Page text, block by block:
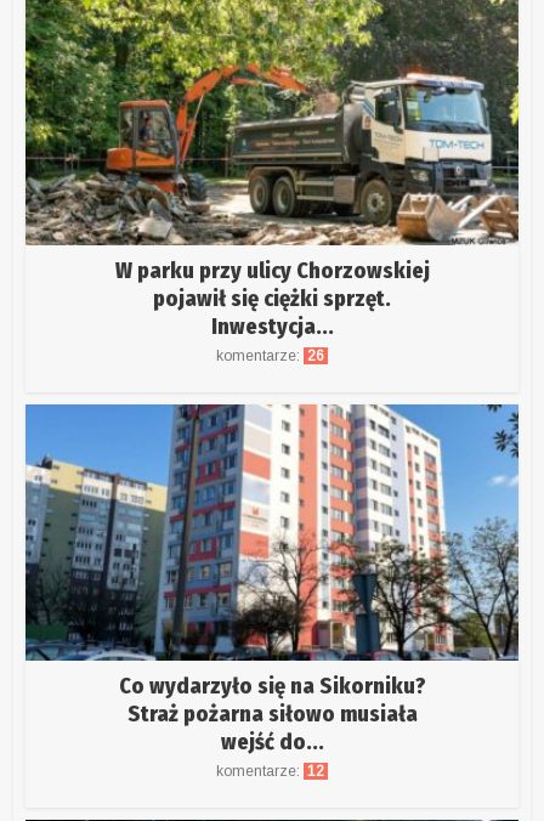
W parku przy ulicy Chorzowskiej
pojawił się ciężki sprzęt.
Inwestycja...
komentarze: 26
Co wydarzyło się na Sikorniku?
Straż pożarna siłowo musiała
wejść do...
komentarze: 12